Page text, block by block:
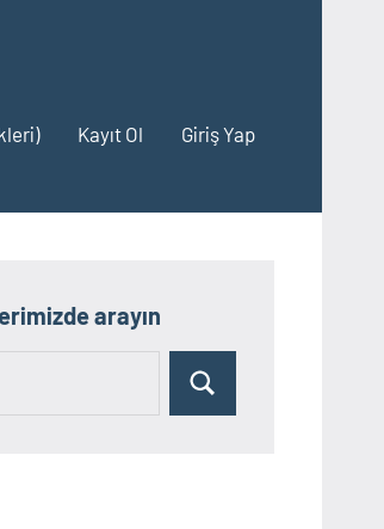
Kayıt Ol Giriş Yap
arayın
Ara